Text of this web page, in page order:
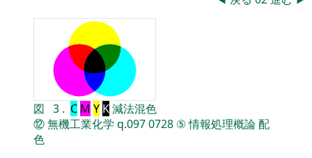
図 3 . C M Y K減法混色
⑫無機工業化学 q.0970728 ⑤情報処理概論配
色